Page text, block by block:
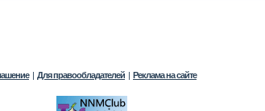
| Для правообладателей | Реклама на сайте